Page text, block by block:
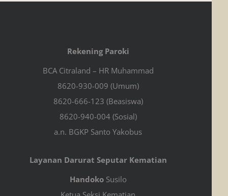
Rekening Paroki
BCA Citraland – HR Muhammad
8620-930-009 (Umum)
8620-666-123 (Beasiswa)
8620-940-004 (Sosial)
a.n. BGKP Santo Yakobus
Layanan Darurat Seputar Kematian
HandokoSusilo